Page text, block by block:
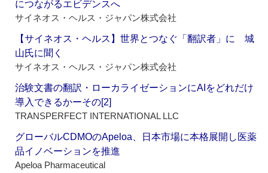
につながるエビデンスへ
サイネオス・ヘルス・ジャパン株式会社
【サイネオス・ヘルス】世界とつなぐ「翻訳者」に 城
山氏に聞く
サイネオス・ヘルス・ジャパン株式会社
治験文書の翻訳・ローカライゼーションにAIをどれだけ
導入できるかーその[2]
TRANSPERFECT INTERNATIONAL LLC
グローバルCDMOのApeloa、日本市場に本格展開し医薬
品イノベーションを推進
Apeloa Pharmaceutical